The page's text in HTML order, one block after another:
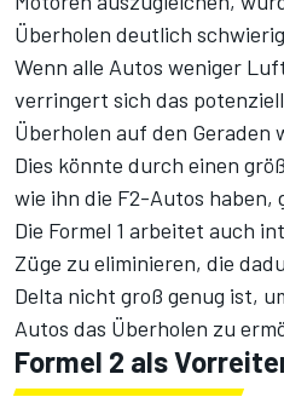
Überholen deutlich
Wenn alle Autos weniger
verringert sich das
Überholen auf den
Dies könnte durch einen
wie ihn die F2-Autos haben,
Die Formel 1 arbeitet auch
Züge zu eliminieren, die
Delta nicht groß genug ist,
Autos das Überholen zu
Formel 2 als